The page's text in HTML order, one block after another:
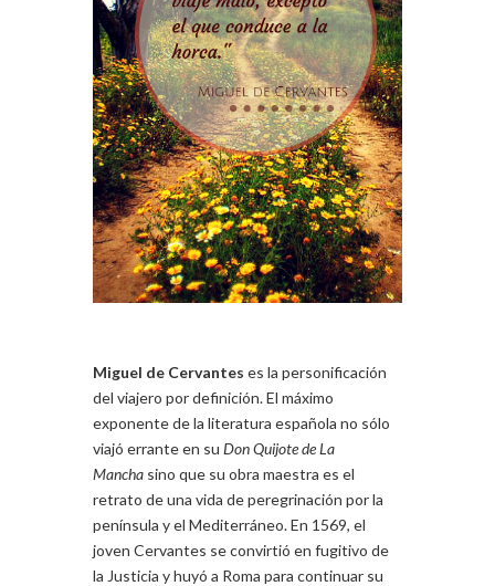
Miguel de Cervantes es la personificación
del viajero por definición. El máximo
exponente de la literatura española no sólo
viajó errante en su Don Quijote de La
Mancha sino que su obra maestra es el
retrato de una vida de peregrinación por la
península y el Mediterráneo. En 1569, el
joven Cervantes se convirtió en fugitivo de
la Justicia y huyó a Roma para continuar su